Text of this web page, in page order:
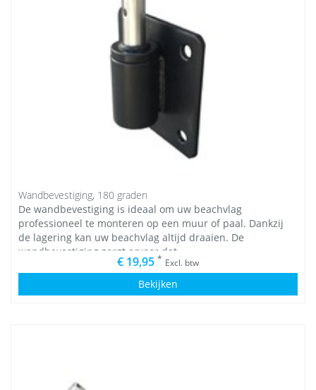
Wandbevestiging, 180 graden
De wandbevestiging is ideaal om uw beachvlag
professioneel te monteren op een muur of paal. Dankzij
de lagering kan uw beachvlag altijd draaien. De
wandbevestiging zorgt ervoor dat
€ 19,95 * Excl. btw
Bekijken